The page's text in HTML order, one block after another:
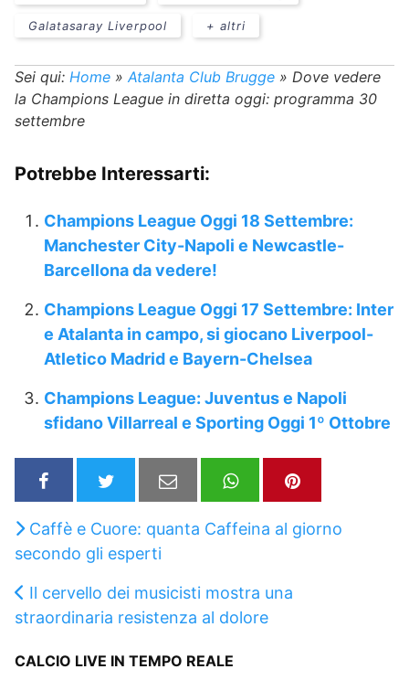
Galatasaray Liverpool + altri
Sei qui: Home » Atalanta Club Brugge » Dove vedere
la Champions League in diretta oggi: programma 30
settembre
Potrebbe Interessarti:
Champions League Oggi 18 Settembre:
Manchester City-Napoli e Newcastle-
Barcellona da vedere!
Champions League Oggi 17 Settembre: Inter
e Atalanta in campo, si giocano Liverpool-
Atletico Madrid e Bayern-Chelsea
Champions League: Juventus e Napoli
sfidano Villarreal e Sporting Oggi 1º Ottobre
Caffè e Cuore: quanta Caffeina al giorno
secondo gli esperti
Il cervello dei musicisti mostra una
straordinaria resistenza al dolore
CALCIO LIVE IN TEMPO REALE